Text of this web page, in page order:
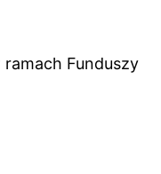
Funduszy